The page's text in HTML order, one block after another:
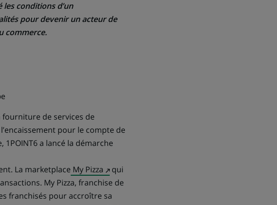
conditions d’un
pour devenir un acteur de
commerce.
e
fourniture de services de
pour le compte de
a lancé la démarche
La marketplace My Pizza (Ce
lien
s'ouvre
qui
My Pizza, franchise de
franchisés pour accroître sa